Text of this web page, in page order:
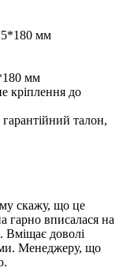
мм
мм
кріплення до
талон,
скажу, що це
гарно вписалася на
Вміщає доволі
Менеджеру, що